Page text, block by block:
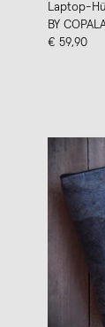
Laptop-
BY
€ 59,90